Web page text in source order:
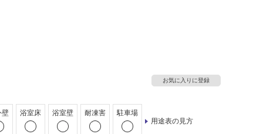
お気に入りに登録
壁 浴室床 浴室壁 耐凍害
駐車場
用途表の見方